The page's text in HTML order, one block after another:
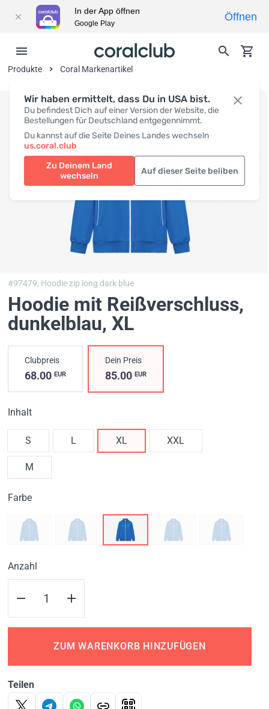
Wir haben ermittelt, dass Du in USA bist.
Du befindest Dich auf einer Version der Website, die
Bestellungen für Deutschland entgegennimmt.
Du kannst auf die Seite Deines Landes wechseln
us.coral.club
Zu Deinem Land
wechseln
Auf dieser Seite beliben
Produkte Coral Markenartikel
#97479, Hoodie zip long dark blue
Hoodie mit Reißverschluss,
dunkelblau, XL
Clubpreis
68.00 EUR
Dein Preis
85.00EUR
Inhalt
S L XL XXL
M
Farbe
Anzahl
ZUM WARENKORB HINZUFÜGEN
Teilen
In der App öffnen
Google Play
Öffnen